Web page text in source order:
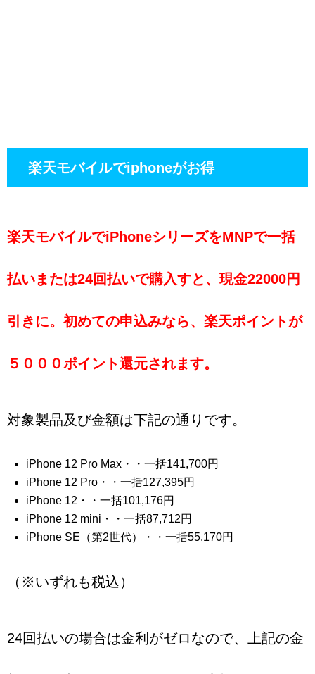
楽天モバイルでiphoneがお得
楽天モバイルでiPhoneシリーズをMNPで一括
払いまたは24回払いで購入すと、現金22000円
引きに。初めての申込みなら、楽天ポイントが
５０００ポイント還元されます。
対象製品及び金額は下記の通りです。
iPhone 12 Pro Max・・一括141,700円
iPhone 12 Pro・・一括127,395円
iPhone 12・・一括101,176円
iPhone 12 mini・・一括87,712円
iPhone SE（第2世代）・・一括55,170円
（※いずれも税込）
24回払いの場合は金利がゼロなので、上記の金